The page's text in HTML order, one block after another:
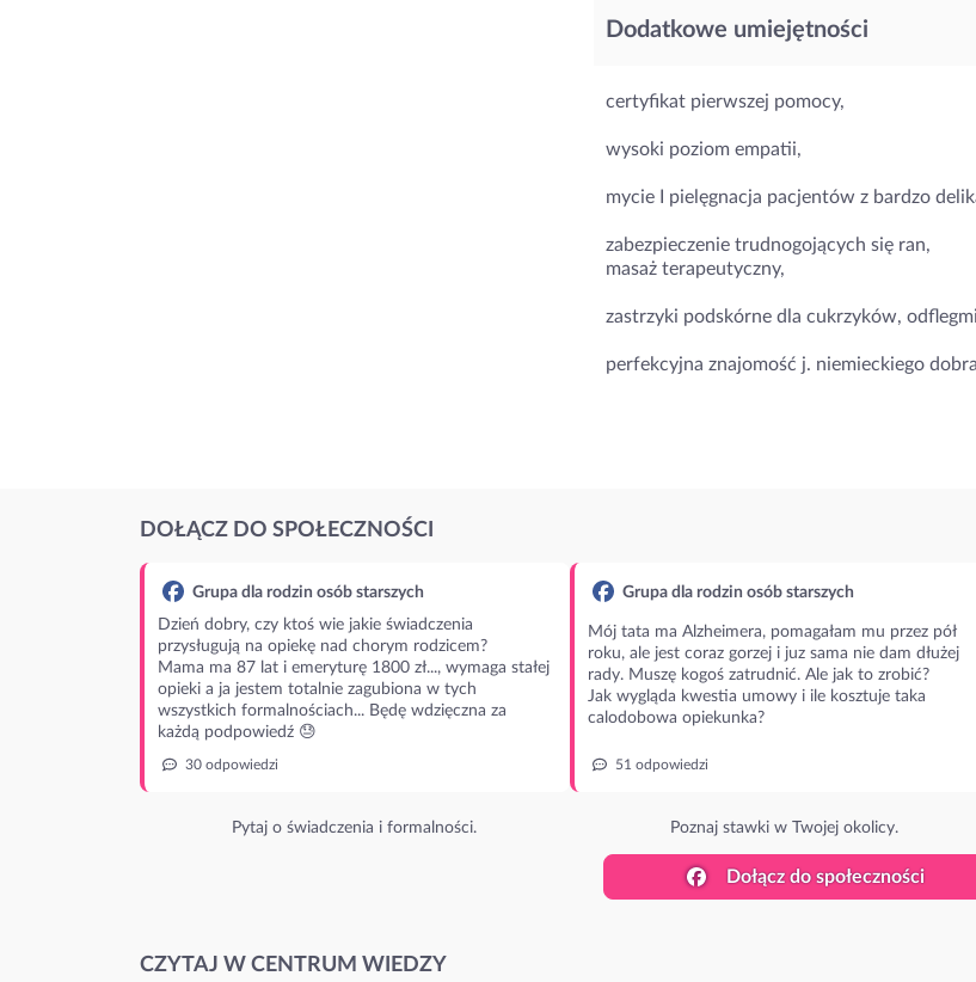
Dodatkowe umiejętności
certyfikat pierwszej pomocy,
wysoki poziom empatii,
mycie I pielęgnacja pacjentów z bardzo
zabezpieczenie trudnogojących się ran,
masaż terapeutyczny,
zastrzyki podskórne dla cukrzyków,
perfekcyjna znajomość j. niemieckiego
DOŁĄCZ DO SPOŁECZNOŚCI
Grupa dla rodzin osób starszych
Dzień dobry, czy ktoś wie jakie świadczenia
przysługują na opiekę nad chorym rodzicem?
Mama ma 87 lat i emeryturę 1800 zł..., wymaga stałej
opieki a ja jestem totalnie zagubiona w tych
wszystkich formalnościach... Będę wdzięczna za
każdą podpowiedź 😓
30 odpowiedzi
Pytaj o świadczenia i formalności.
Grupa dla rodzin osób starszych
Mój tata ma Alzheimera, pomagałam mu przez pół
roku, ale jest coraz gorzej i juz sama nie dam dłużej
rady. Muszę kogoś zatrudnić. Ale jak to zrobić?
Jak wygląda kwestia umowy i ile kosztuje taka
calodobowa opiekunka?
51 odpowiedzi
Poznaj stawki w Twojej okolicy.
Dołącz do społeczności
CZYTAJ W CENTRUM WIEDZY